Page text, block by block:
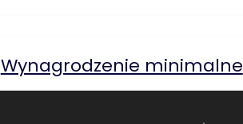
Wynagrodzenie minimalne